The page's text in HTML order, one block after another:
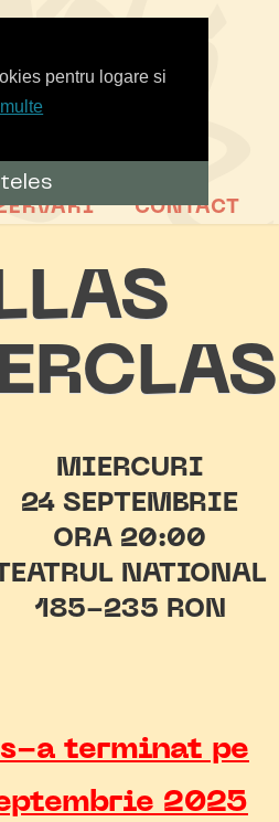
pentru logare si
CONTACT
MIERCURI
24 SEPTEMBRIE
ORA 20:00
NATIONAL
185-235 RON
a terminat pe
2025